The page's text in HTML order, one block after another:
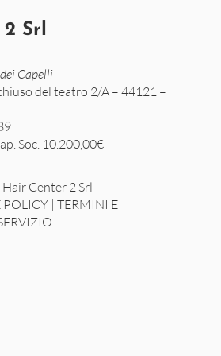
Srl
Capelli
del teatro 2/A – 44121 –
Soc. 10.200,00€
Center 2 Srl
| TERMINI E